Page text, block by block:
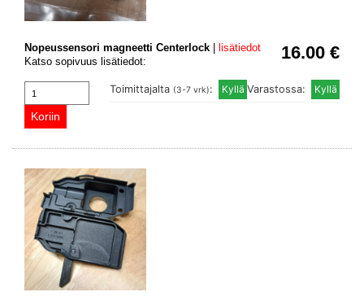
16.00 €
Nopeussensori magneetti Centerlock
lisätiedot
Katso sopivuus lisätiedot:
Varastossa:
Toimittajalta (3-7 vrk):